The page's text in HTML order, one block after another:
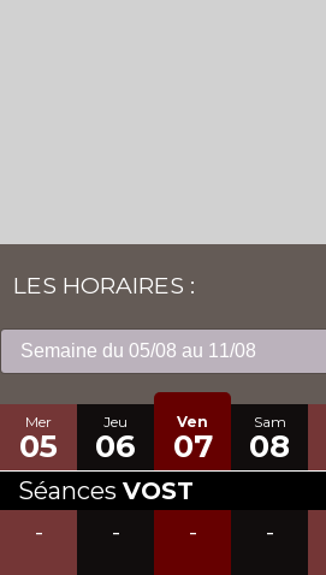
LES HORAIRES :
Mer
05
Jeu
06
Ven
07
Sam
08
Séances VOST
-
- - -